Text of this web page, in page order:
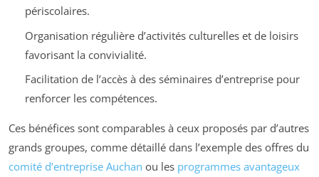
périscolaires.
Organisation régulière d’activités culturelles et de loisirs
favorisant la convivialité.
Facilitation de l’accès à des séminaires d’entreprise pour
renforcer les compétences.
Ces bénéfices sont comparables à ceux proposés par d’autres
grands groupes, comme détaillé dans l’exemple des offres du
comité d’entreprise Auchan ou les programmes avantageux